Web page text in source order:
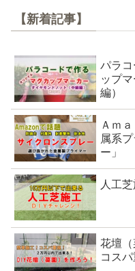
【新着記事】
パラ
ップ
編）
Ａｍ
属系
ー」
人工
花壇
コス